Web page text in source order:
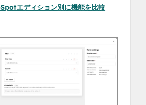
オブジェクトのレコードを作成で
入力を組織のプロセスに整合させ
エディション別に機能を比較